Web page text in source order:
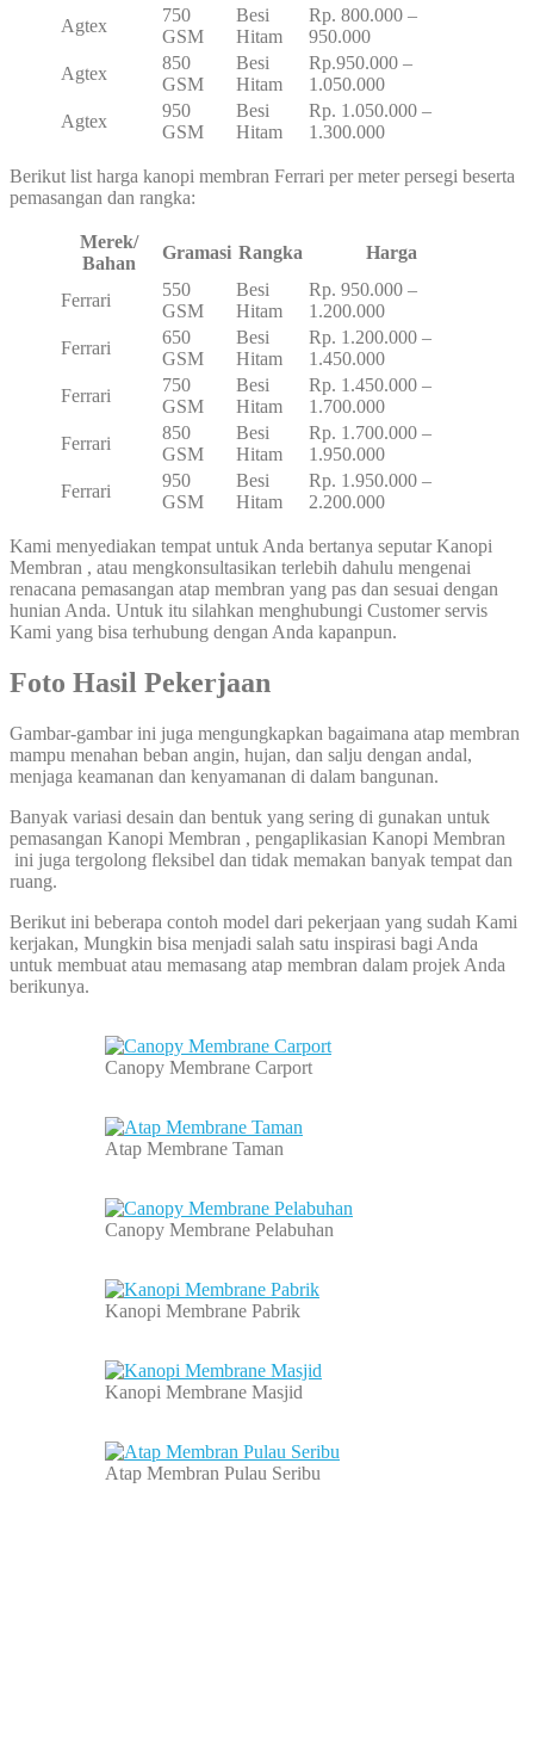
Agtex
750
GSM
Besi
Hitam
Rp. 800.000 –
950.000
Agtex
850
GSM
Besi
Hitam
Rp.950.000 –
1.050.000
Agtex
950
GSM
Besi
Hitam
Rp. 1.050.000 –
1.300.000
Berikut list harga kanopi membran Ferrari per meter persegi beserta
pemasangan dan rangka:
Merek/
Bahan
Gramasi Rangka Harga
Ferrari
550
GSM
Besi
Hitam
Rp. 950.000 –
1.200.000
Ferrari
650
GSM
Besi
Hitam
Rp. 1.200.000 –
1.450.000
Ferrari
750
GSM
Besi
Hitam
Rp. 1.450.000 –
1.700.000
Ferrari
850
GSM
Besi
Hitam
Rp. 1.700.000 –
1.950.000
Ferrari
950
GSM
Besi
Hitam
Rp. 1.950.000 –
2.200.000
Kami menyediakan tempat untuk Anda bertanya seputar Kanopi
Membran , atau mengkonsultasikan terlebih dahulu mengenai
renacana pemasangan atap membran yang pas dan sesuai dengan
hunian Anda. Untuk itu silahkan menghubungi Customer servis
Kami yang bisa terhubung dengan Anda kapanpun.
Foto Hasil Pekerjaan
Gambar-gambar ini juga mengungkapkan bagaimana atap membran
mampu menahan beban angin, hujan, dan salju dengan andal,
menjaga keamanan dan kenyamanan di dalam bangunan.
Banyak variasi desain dan bentuk yang sering di gunakan untuk
pemasangan Kanopi Membran , pengaplikasian Kanopi Membran
ini juga tergolong fleksibel dan tidak memakan banyak tempat dan
ruang.
Berikut ini beberapa contoh model dari pekerjaan yang sudah Kami
kerjakan, Mungkin bisa menjadi salah satu inspirasi bagi Anda
untuk membuat atau memasang atap membran dalam projek Anda
berikunya.
Canopy Membrane Carport
Atap Membrane Taman
Canopy Membrane Pelabuhan
Kanopi Membrane Pabrik
Kanopi Membrane Masjid
Atap Membran Pulau Seribu